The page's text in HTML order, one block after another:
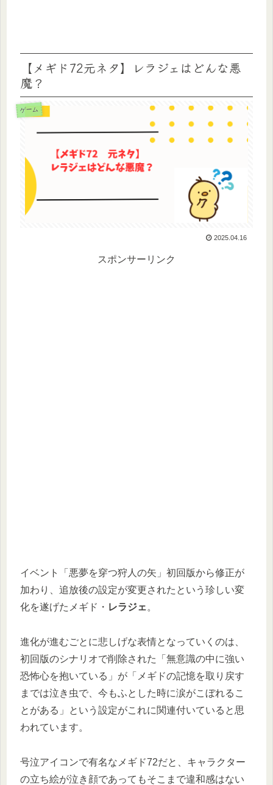
【メギド72元ネタ】レラジェはどんな悪
魔？
ゲーム
2025.04.16
スポンサーリンク
イベント「悪夢を穿つ狩人の矢」初回版から修正が
加わり、追放後の設定が変更されたという珍しい変
化を遂げたメギド・ レラジェ。
進化が進むごとに悲しげな表情となっていくのは、
初回版のシナリオで削除された「無意識の中に強い
恐怖心を抱いている」が「メギドの記憶を取り戻す
までは泣き虫で、今もふとした時に涙がこぼれるこ
とがある」という設定がこれに関連付いていると思
われています。
号泣アイコンで有名なメギド72だと、キャラクター
の立ち絵が泣き顔であってもそこまで違和感はない